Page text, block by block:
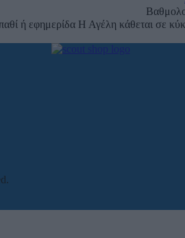
ή εφημερίδα Η Αγέλη κάθεται σε